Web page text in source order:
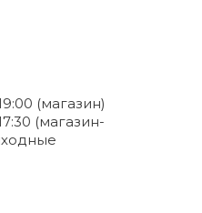
(магазин)
(магазин-